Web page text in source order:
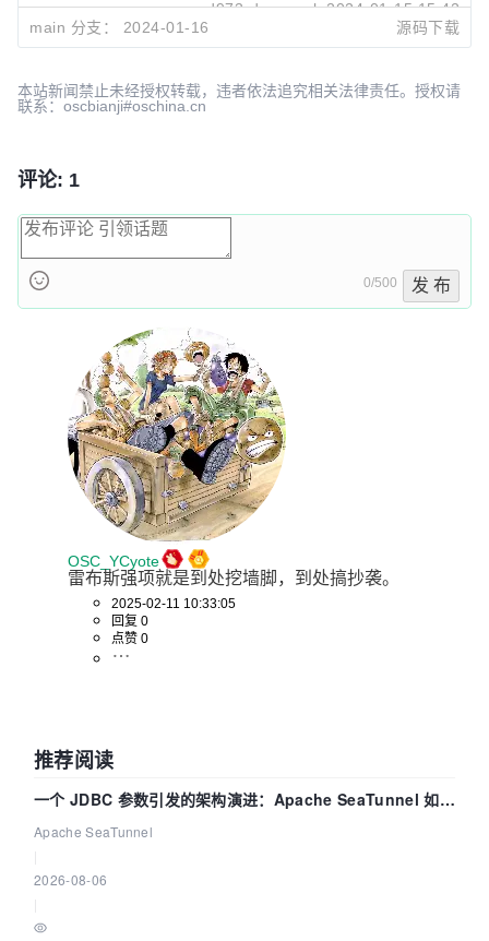
zwd973-deepseek 2024-01-15 15:42
4b411c7d
Update README.md
main 分支： 2024-01-16 源码下载
本站新闻禁止未经授权转载，违者依法追究相关法律责任。授权请
联系：oscbianji#oschina.cn
评论: 1
0/500 发 布
OSC_YCyote
雷布斯强项就是到处挖墙脚，到处搞抄袭。
2025-02-11 10:33:05
回复 0
点赞 0
推荐阅读
一个 JDBC 参数引发的架构演进：Apache SeaTunnel 如何
解决数据同步中的“定时 Flush”难题
Apache SeaTunnel
2026-08-06